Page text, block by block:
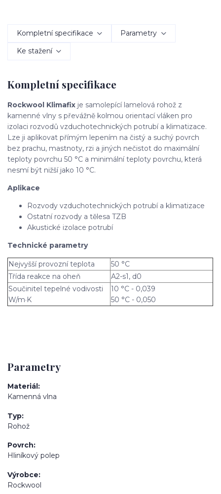
Kompletní specifikace Parametry
Ke stažení
Kompletní specifikace
Rockwool Klimafix je samolepící lamelová rohož z
kamenné vlny s převážně kolmou orientací vláken pro
izolaci rozvodů vzduchotechnických potrubí a klimatizace.
Lze ji aplikovat přímým lepením na čistý a suchý povrch
bez prachu, mastnoty, rzi a jiných nečistot do maximální
teploty povrchu 50 °C a minimální teploty povrchu, která
nesmí být nižší jako 10 °C.
Aplikace
Rozvody vzduchotechnických potrubí a klimatizace
Ostatní rozvody a tělesa TZB
Akustické izolace potrubí
Technické parametry
Nejvyšší provozní teplota
50 °C
Třída reakce na oheň
A2-s1, d0
Součinitel tepelné vodivosti
W/m·K
10 °C - 0,039
50 °C - 0,050
Parametry
Materiál
Kamenná vlna
Typ
Rohož
Povrch
Hliníkový polep
Výrobce
Rockwool